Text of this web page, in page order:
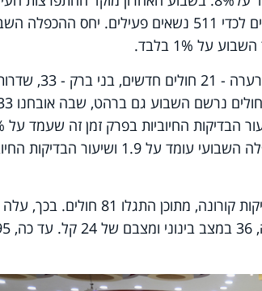
היה בירושלים, שם אובחנו 176 מקרים חדשים, שביחד עולים לכדי 511 נשאים פעילים. יחס
ערים נוספות בהן נרשמה התפרצות נרחבת של המגפה: ערערה - 21
16 וחדרה עם 9 חולים חדשים בשבוע אחד. זינוק בכמות
בנוסף, 79 חולים אובחנו השבוע בתל אביב, שם יחס ההכפלה השבועי עומד על 1.9
עוד עולה מהנתונים כי ביממה האחרונה בוצעו 10,986 בדיקות קורונה, מתוכן התגלו
החולים הפעילים ל-2,373.